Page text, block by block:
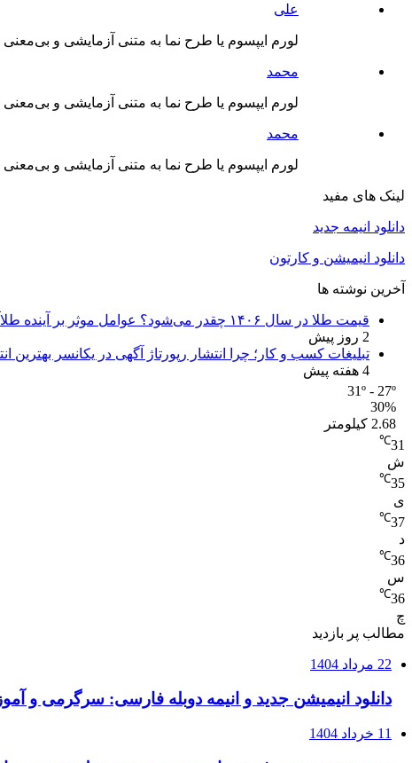
علی
لورم ایپسوم یا طرح‌ نما به متنی آزمایشی و
محمد
لورم ایپسوم یا طرح‌ نما به متنی آزمایشی و
محمد
لورم ایپسوم یا طرح‌ نما به متنی آزمایشی و
لینک های مفید
دانلود انیمه جدید
دانلود انیمیشن و کارتون
آخرین نوشته ها
قیمت طلا در سال ۱۴۰۶ چقدر می‌شود؟ عوامل موثر بر آینده طلا
2 روز پیش
تبلیغات کسب و کار؛ چرا انتشار رپورتاژ آگهی در یکانسر
4 هفته پیش
31º - 27º
30%
2.68 کیلومتر
31
℃
ش
35
℃
ی
37
℃
د
36
℃
س
36
℃
چ
مطالب پر بازدید
22 مرداد 1404
دانلود انیمیشن جدید و انیمه دوبله فارسی: سرگرمی و
11 خرداد 1404